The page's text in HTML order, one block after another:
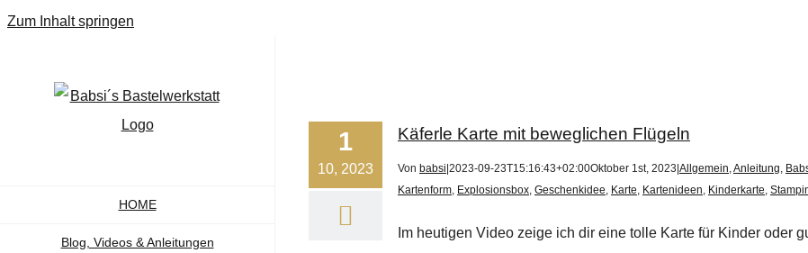
Zum Inhalt springen
HOME
Blog, Videos & Anleitungen
1
10, 2023
Käferle Karte mit beweglichen Flügeln
Von babsi 2023-09-23T15:16:43+02:00Oktober 1st, 2023 Allgemein,Anleitung,
Kartenform, Explosionsbox, Geschenkidee, Karte, Kartenideen, Kinderkarte,
Im heutigen Video zeige ich dir eine tolle Karte für Kinder oder